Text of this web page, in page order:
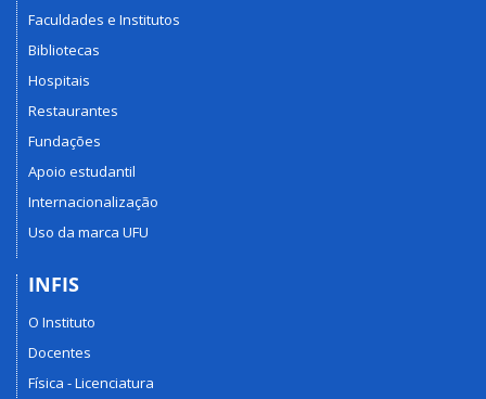
Faculdades e Institutos
Bibliotecas
Hospitais
Restaurantes
Fundações
Apoio estudantil
Internacionalização
Uso da marca UFU
INFIS
O Instituto
Docentes
Física - Licenciatura